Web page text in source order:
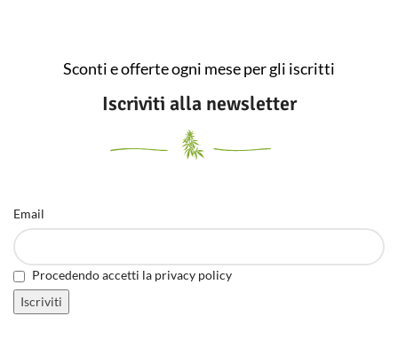
Sconti e offerte ogni mese per gli iscritti
Iscriviti alla newsletter
Email
Procedendo accetti la privacy policy